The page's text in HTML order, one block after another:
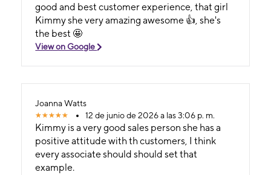
good and best customer experience, that girl
Kimmy she very amazing awesome 👍, she's
the best 🤩
View on Google
Joanna Watts
12 de junio de 2026 a las 3:06 p. m.
Kimmy is a very good sales person she has a
positive attitude with th customers, I think
every associate should should set that
example.